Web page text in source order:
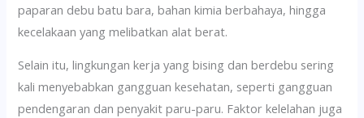
paparan debu batu bara, bahan kimia berbahaya, hingga
kecelakaan yang melibatkan alat berat.
Selain itu, lingkungan kerja yang bising dan berdebu sering
kali menyebabkan gangguan kesehatan, seperti gangguan
pendengaran dan penyakit paru-paru. Faktor kelelahan juga